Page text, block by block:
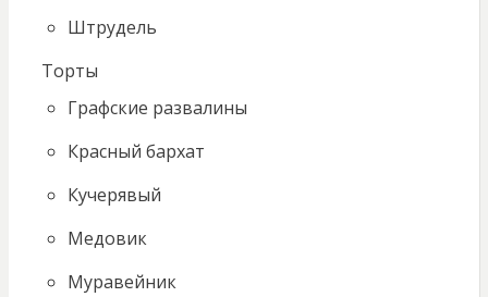
Штрудель
Торты
Графские развалины
Красный бархат
Кучерявый
Медовик
Муравейник